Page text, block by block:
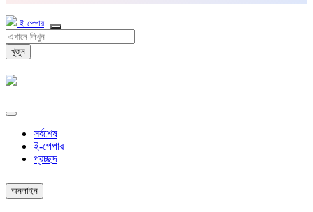
ই-পেপার
খুজুন
সর্বশেষ
ই-পেপার
প্রচ্ছদ
অনলাইন